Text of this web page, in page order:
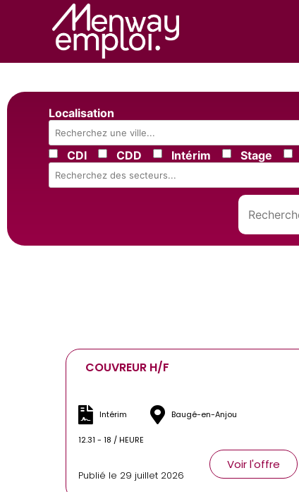
Localisation
CDI CDD Intérim Stage
COUVREUR H/F
Intérim Baugé-en-Anjou
12.31 - 18 / HEURE
Publié le 29 juillet 2026
Voir l'offre